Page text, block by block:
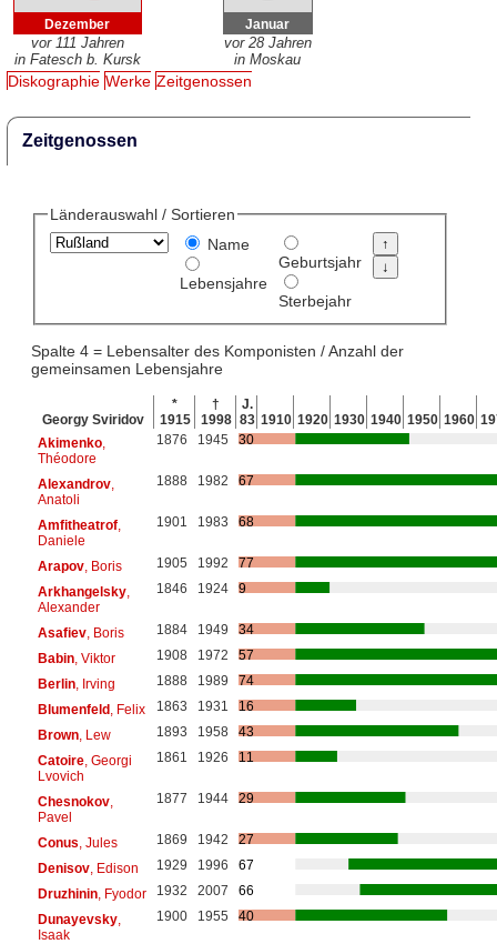
Dezember
vor 111 Jahren
in Fatesch b. Kursk
Januar
vor 28 Jahren
in Moskau
Diskographie Werke Zeitgenossen
Zeitgenossen
Länderauswahl / Sortieren
Name
Lebensjahre
Geburtsjahr
Sterbejahr
Spalte 4 = Lebensalter des Komponisten / Anzahl der
gemeinsamen Lebensjahre
Georgy Sviridov
*
1915
†
1998
J.
83 1910 1920 1930 1940 1950 1960
Akimenko,
Théodore
1876 1945 30
Alexandrov,
Anatoli
1888 1982 67
Amfitheatrof,
Daniele
1901 1983 68
Arapov, Boris 1905 1992
77
Arkhangelsky,
Alexander
1846 1924 9
Asafiev, Boris 1884 1949
34
Babin, Viktor 1908 1972
57
Berlin, Irving 1888 1989
74
Blumenfeld, Felix 1863 1931
16
Brown, Lew 1893 1958
43
Catoire, Georgi
Lvovich
1861 1926 11
Chesnokov,
Pavel
1877 1944 29
Conus , Jules 1869 1942
27
Denisov, Edison 1929 1996
67
Druzhinin, Fyodor 1932 2007
66
Dunayevsky,
Isaak
1900 1955 40